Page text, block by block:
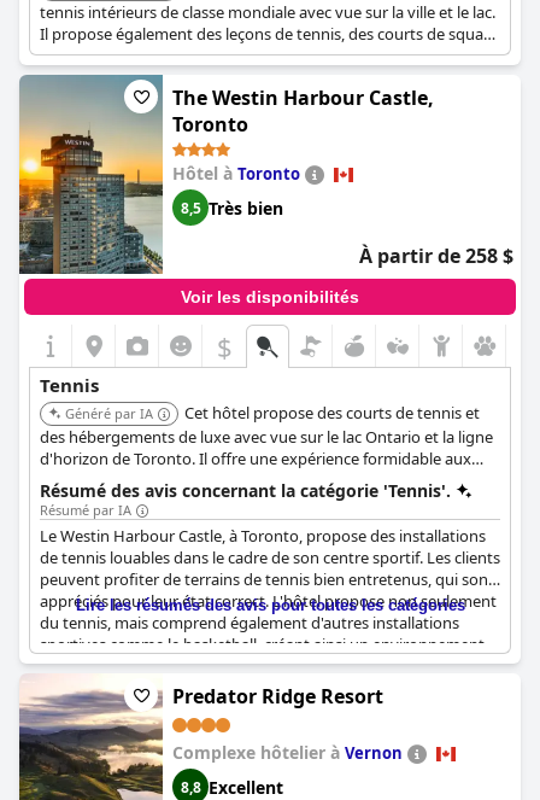
tennis intérieurs de classe mondiale avec vue sur la ville et le lac.
Il propose également des leçons de tennis, des courts de squash
et un centre de fitness ultramoderne, ce qui en fait un lieu idéal
pour les amateurs de tennis.
The Westin Harbour Castle,
Toronto
Hôtel à Toronto
8,5 Très bien
À partir de 258 $
Voir les disponibilités
$
Tennis
Généré par IA
Cet hôtel propose des courts de tennis et
des hébergements de luxe avec vue sur le lac Ontario et la ligne
d'horizon de Toronto. Il offre une expérience formidable aux
clients qui souhaitent combiner le tennis avec un séjour
confortable.
Résumé des avis concernant la catégorie 'Tennis'.
Résumé par IA
Le Westin Harbour Castle, à Toronto, propose des installations
de tennis louables dans le cadre de son centre sportif. Les clients
peuvent profiter de terrains de tennis bien entretenus, qui sont
appréciés pour leur état correct. L'hôtel propose non seulement
du tennis, mais comprend également d'autres installations
sportives comme le basketball, créant ainsi un environnement
sportif diversifié et agréable. Situé près de la piscine au 5e étage,
le court de tennis offre un cadre unique aux clients. De plus, la
présence d'une table de tennis dans la zone de la piscine ajoute
aux options de loisirs disponibles. Dans l'ensemble, les
installations de tennis de l'hôtel contribuent positivement à
l'expérience client.
Lire les résumés des avis pour toutes les catégories
Predator Ridge Resort
Complexe hôtelier à Vernon
8,8 Excellent